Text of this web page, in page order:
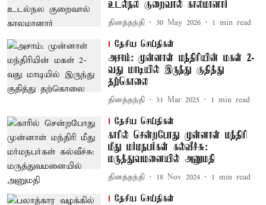
உடல்நல குறைவால் காலமானார்
தினத்தந்தி 30 May 2026 1 min read
தேசிய செய்திகள்
அசாம்: முன்னாள் மந்திரியின் மகள் 2-
வது மாடியில் இருந்து குதித்து
தற்கொலை
தினத்தந்தி 31 Mar 2025 1 min read
தேசிய செய்திகள்
காரில் சென்றபோது முன்னாள் மந்திரி
மீது மர்மநபர்கள் கல்வீச்சு:
மருத்துவமனையில் அனுமதி
தினத்தந்தி 18 Nov 2024 1 min read
தேசிய செய்திகள்